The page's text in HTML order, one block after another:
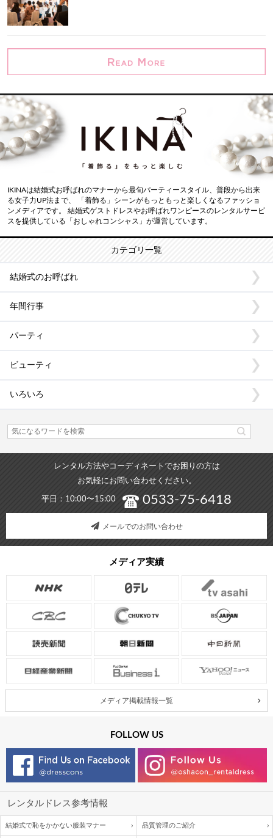
IKINAは結婚式お呼ばれのマナーから最旬パーティースタイル、普段から出来
る女子力UP法まで、 「着飾る」シーンがもっともっと楽しくなるファッショ
ンメディアです。 結婚式ゲストドレスやお呼ばれワンピースのレンタルサービ
スを提供している「おしゃれコンシャス」が運営しています。
カテゴリ一覧
結婚式のお呼ばれ
年間行事
パーティ
ビューティ
いろいろ
レンタル方法やコーディネートでお困りの方は
お気軽にお問い合わせください。
平日：10:00〜15:00 0533-75-6418
メールでのお問い合わせ
メディア実績
メディア掲載情報一覧
FOLLOW US
レンタルドレス参考情報
結婚式で恥をかかない服装マナー 品質管理のご紹介